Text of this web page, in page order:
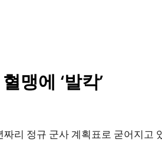
맹에 ‘발칵’
리 정규 군사 계획표로 굳어지고